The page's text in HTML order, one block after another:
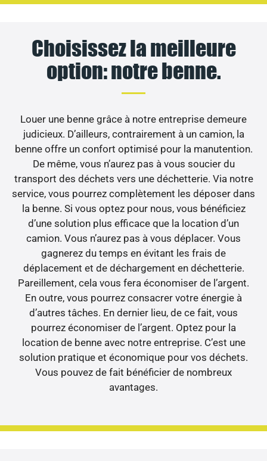
Choisissez la meilleure
option: notre benne.
Louer une benne grâce à notre entreprise demeure
judicieux. D’ailleurs, contrairement à un camion, la
benne offre un confort optimisé pour la manutention.
De même, vous n’aurez pas à vous soucier du
transport des déchets vers une déchetterie. Via notre
service, vous pourrez complètement les déposer dans
la benne. Si vous optez pour nous, vous bénéficiez
d’une solution plus efficace que la location d’un
camion. Vous n’aurez pas à vous déplacer. Vous
gagnerez du temps en évitant les frais de
déplacement et de déchargement en déchetterie.
Pareillement, cela vous fera économiser de l’argent.
En outre, vous pourrez consacrer votre énergie à
d’autres tâches. En dernier lieu, de ce fait, vous
pourrez économiser de l’argent. Optez pour la
location de benne avec notre entreprise. C’est une
solution pratique et économique pour vos déchets.
Vous pouvez de fait bénéficier de nombreux
avantages.